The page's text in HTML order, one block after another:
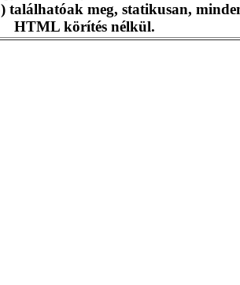
találhatóak meg, statikusan,
HTML körítés nélkül.